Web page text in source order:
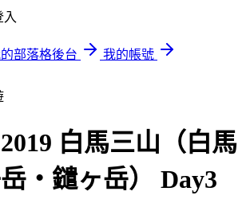
入
部落格後台
我的帳號
2019 白馬三山（白馬
・鑓ヶ岳） Day3